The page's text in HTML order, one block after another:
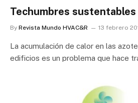
Techumbres sustentables
By Revista Mundo HVAC&R 13 febrero
La acumulación de calor en las
edificios es un problema que hace